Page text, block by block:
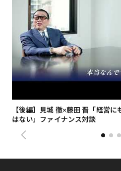
【後編】見城 徹×藤田 晋「経営
はない」ファイナンス対談